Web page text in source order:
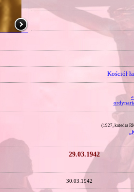
Kościół
(1927, katedra
29.03.1942
30.03.1942